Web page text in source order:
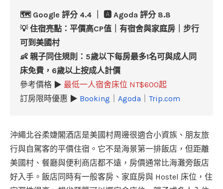
🗺️ Google 評分 4.4 ｜ 🅰️ Agoda 評分 8.8
💡 住宿亮點：平價高CP值｜有宿舍與家庭房｜步行
可到美國村
👶 親子同住規則：5歲以下每房最多1名可與成人同
床免費，6歲以上按成人計價
參考價格 ▶ 最低一人宿舍床位 NT$600起
訂房限時優惠 ▶ Booking Agoda Trip.com
沖繩北谷柔婕閣酒店是美國村周邊很適合小資族、朋友旅
行與自駕客的平價住宿。它不是海景第一排飯店，但距離
美國村、餐廳與便利商店都不遠，房價通常比海灘旁飯店
好入手。飯店同時有一般客房、家庭房與 Hostel 床位，住